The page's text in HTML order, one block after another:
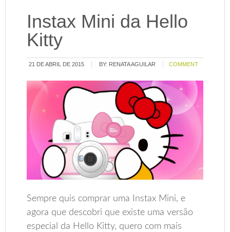
Instax Mini da Hello
Kitty
21 DE ABRIL DE 2015 BY: RENATA AGUILAR COMMENT
Sempre quis comprar uma Instax Mini, e
agora que descobri que existe uma versão
especial da Hello Kitty, quero com mais